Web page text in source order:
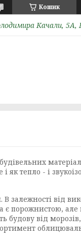
Кошик
Качали, 5А,
тепло - і
залежності від
є порожнистою, але
будову від